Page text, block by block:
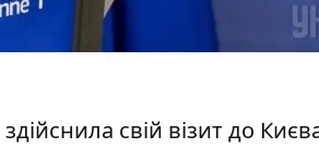
здійснила свій візит до